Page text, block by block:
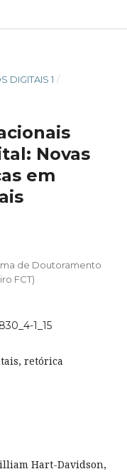
DIGITAIS 1 /
Novas
em
de Doutoramento
FCT)
1_15
retórica
Hart-Davidson,